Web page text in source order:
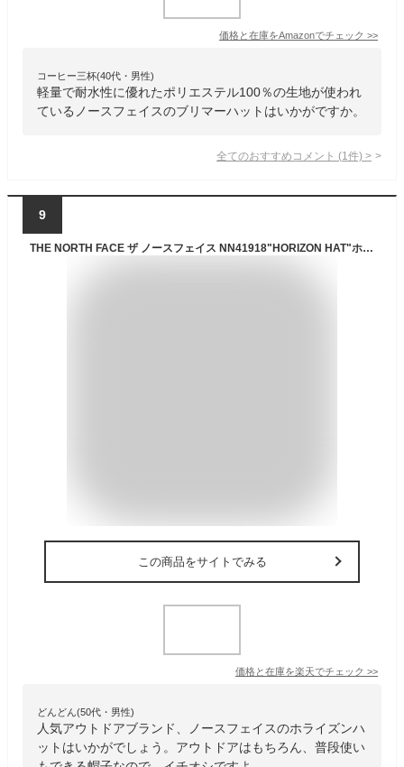
価格と在庫をAmazonでチェック >>
コーヒー三杯(40代・男性)
軽量で耐水性に優れたポリエステル100％の生地が使われ
ているノースフェイスのブリマーハットはいかがですか。
全てのおすすめコメント (1 件) >
9
THE NORTH FACE ザ ノースフェイス NN41918"HORIZON HAT"ホライズン ハット ツバ広 日よけ UVケア 撥水 帽子 アウトドア トレッキング キャンプ フェス メンズ レディース ユニセックス 8カラー 国内正規 2022AW
この商品をサイトでみる
価格と在庫を楽天でチェック >>
どんどん(50代・男性)
人気アウトドアブランド、ノースフェイスのホライズンハ
ットはいかがでしょう。アウトドアはもちろん、普段使い